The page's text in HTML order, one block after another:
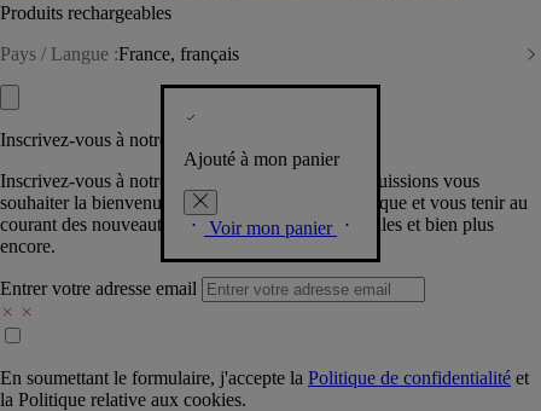
Produits rechargeables
Pays / Langue :France, français
Ajouté à mon panier
Voir mon panier
Inscrivez-vous à notre Newsletter
Inscrivez-vous à notre newsletter pour que nous puissions vous
souhaiter la bienvenue dans la communauté Diptyque et vous tenir au
courant des nouveautés, événements, offres spéciales et bien plus
encore.
Entrer votre adresse email
En soumettant le formulaire, j'accepte la Politique de confidentialité et
la Politique relative aux cookies.